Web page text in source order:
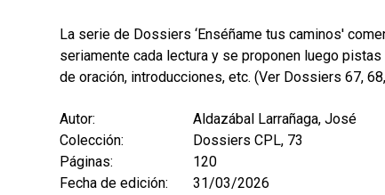
La serie de Dossiers ‘Enséñame tus caminos'
seriamente cada lectura y se proponen luego
de oración, introducciones, etc. (Ver Dossiers 67,
Autor:
Aldazábal Larrañaga, José
Colección:
Dossiers CPL, 73
Páginas:
120
Fecha de edición:
31/03/2026